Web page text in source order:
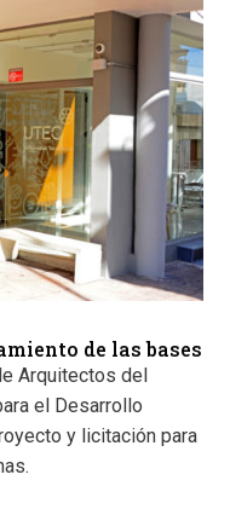
de las bases
Arquitectos del
el Desarrollo
y licitación para